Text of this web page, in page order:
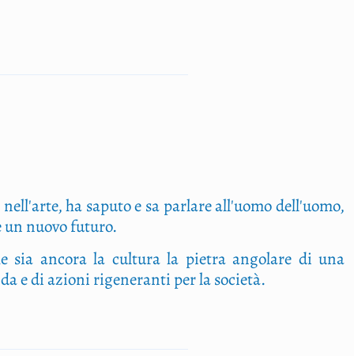
ha saputo e sa parlare all'uomo dell'uomo,
un nuovo futuro.
sia ancora la cultura la pietra angolare di una
e di azioni rigeneranti per la società.